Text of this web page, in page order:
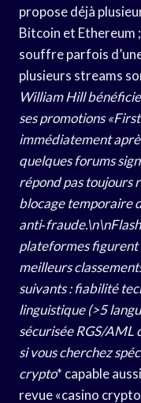
propose déjà
Bitcoin et Ethereum
souffre parfois
plusieurs streams
William Hillbénéficie
ses promotions
immédiatement
quelques forums
répond pas toujours
blocage temporaire
plateformes
meilleurs
suivants : fiabilité
linguistique (>5
sécurisée RGS/AML
si vous cherchez
crypto* capable
revue «casino